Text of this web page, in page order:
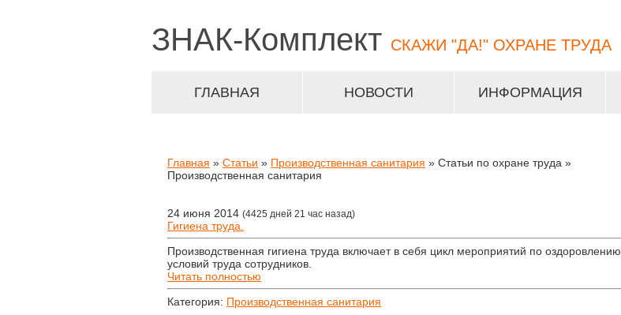
ЗНАК-Комплект СКАЖИ "ДА!" ОХРАНЕ ТРУДА
ГЛАВНАЯ НОВОСТИ ИНФОРМАЦИЯ
Главная » Статьи » Производственная санитария » Статьи по охране труда »
Производственная санитария
24 июня 2014 (4425 дней 21 час назад)
Гигиена труда.
Производственная гигиена труда включает в себя цикл мероприятий по оздоровлению
условий труда сотрудников.
Читать полностью
Категория: Производственная санитария